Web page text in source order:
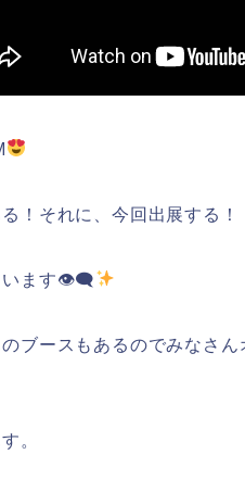
！それに、今回出展する！
います👁‍🗨
ブースもあるのでみなさ
。